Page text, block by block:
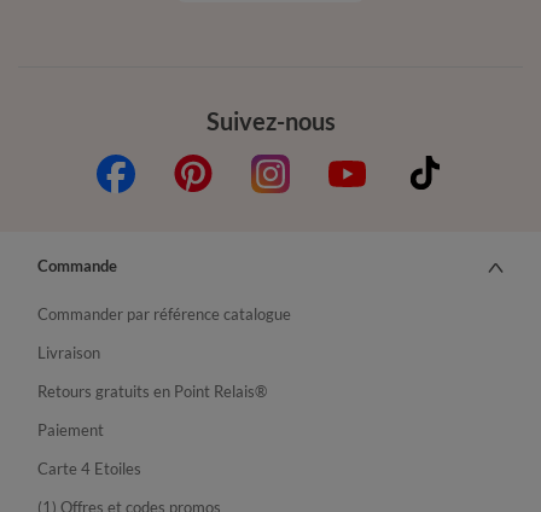
Suivez-nous
Commande
Commander par référence catalogue
Livraison
Retours gratuits en Point Relais®
Paiement
Carte 4 Etoiles
(1) Offres et codes promos